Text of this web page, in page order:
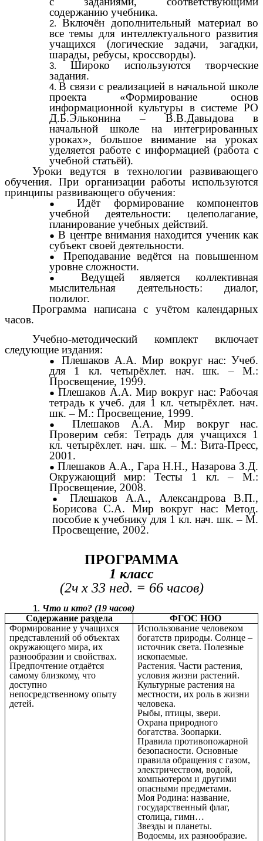
содержанию учебника.
Включён дополнительный материал во
все темы для интеллектуального развития
учащихся (логические задачи, загадки,
шарады, ребусы, кроссворды).
Широко используются творческие
задания.
В связи с реализацией в начальной школе
проекта «Формирование основ
информационной культуры в системе РО
Д.Б.Эльконина – В.В.Давыдова в
начальной школе на интегрированных
уроках», большое внимание на уроках
уделяется работе с информацией (работа с
учебной статьёй).
Уроки ведутся в технологии развивающего
обучения. При организации работы используются
принципы развивающего обучения:
Идёт формирование компонентов
учебной деятельности: целеполагание,
планирование учебных действий.
В центре внимания находится ученик как
субъект своей деятельности.
Преподавание ведётся на повышенном
уровне сложности.
Ведущей является коллективная
мыслительная деятельность: диалог,
полилог.
Программа написана с учётом календарных
часов.
Учебно-методический комплект включает
следующие издания:
Плешаков А.А. Мир вокруг нас: Учеб.
для 1 кл. четырёхлет. нач. шк. – М.:
Просвещение, 1999.
Плешаков А.А. Мир вокруг нас: Рабочая
тетрадь к учеб. для 1 кл. четырёхлет. нач.
шк. – М.: Просвещение, 1999.
Плешаков А.А. Мир вокруг нас.
Проверим себя: Тетрадь для учащихся 1
кл. четырёхлет. нач. шк. – М.: Вита-Пресс,
2001.
Плешаков А.А., Гара Н.Н., Назарова З.Д.
Окружающий мир: Тесты 1 кл. – М.:
Просвещение, 2008.
Плешаков А.А., Александрова В.П.,
Борисова С.А. Мир вокруг нас: Метод.
пособие к учебнику для 1 кл. нач. шк. – М.
Просвещение, 2002.
ПРОГРАММА
1 класс
(2ч x 33 нед. = 66 часов)
Что и кто? (19 часов)
Содержание раздела
ФГОС НОО
Формирование у учащихся
представлений об объектах
окружающего мира, их
разнообразии и свойствах.
Предпочтение отдаётся
самому близкому, что
доступно
непосредственному опыту
детей.
Использование человеком
богатств природы. Солнце –
источник света. Полезные
ископаемые.
Растения. Части растения,
условия жизни растений.
Культурные растения на
местности, их роль в жизни
человека.
Рыбы, птицы, звери.
Охрана природного
богатства. Зоопарки.
Правила противопожарной
безопасности. Основные
правила обращения с газом,
электричеством, водой,
компьютером и другими
опасными предметами.
Моя Родина: название,
государственный флаг,
столица, гимн…
Звезды и планеты.
Водоемы, их разнообразие.